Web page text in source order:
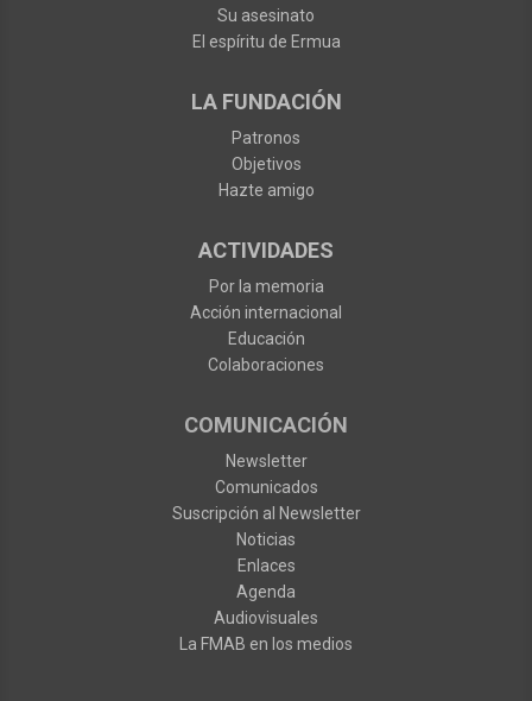
Su asesinato
El espíritu de Ermua
LA FUNDACIÓN
Patronos
Objetivos
Hazte amigo
ACTIVIDADES
Por la memoria
Acción internacional
Educación
Colaboraciones
COMUNICACIÓN
Newsletter
Comunicados
Suscripción al Newsletter
Noticias
Enlaces
Agenda
Audiovisuales
La FMAB en los medios